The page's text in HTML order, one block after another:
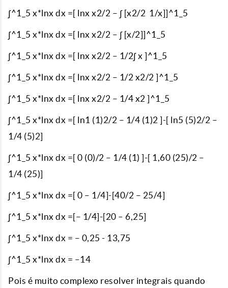
∫^1_5 x*lnx dx =[ lnx x2/2 – ∫ [x2/2 1/x]]^1_5
∫^1_5 x*lnx dx =[ lnx x2/2 – ∫ [x/2]]^1_5
∫^1_5 x*lnx dx =[ lnx x2/2 – 1/2∫ x ]^1_5
∫^1_5 x*lnx dx =[ lnx x2/2 – 1/2 x2/2 ]^1_5
∫^1_5 x*lnx dx =[ lnx x2/2 – 1/4 x2 ]^1_5
∫^1_5 x*lnx dx =[ ln1 (1)2/2 – 1/4 (1)2 ]-[ ln5 (5)2/2 –
1/4 (5)2]
∫^1_5 x*lnx dx =[ 0 (0)/2 – 1/4 (1) ]-[ 1,60 (25)/2 –
1/4 (25)]
∫^1_5 x*lnx dx =[ 0 – 1/4]-[40/2 – 25/4]
∫^1_5 x*lnx dx =[– 1/4]-[20 – 6,25]
∫^1_5 x*lnx dx = – 0,25 - 13,75
∫^1_5 x*lnx dx = –14
Pois é muito complexo resolver integrais quando